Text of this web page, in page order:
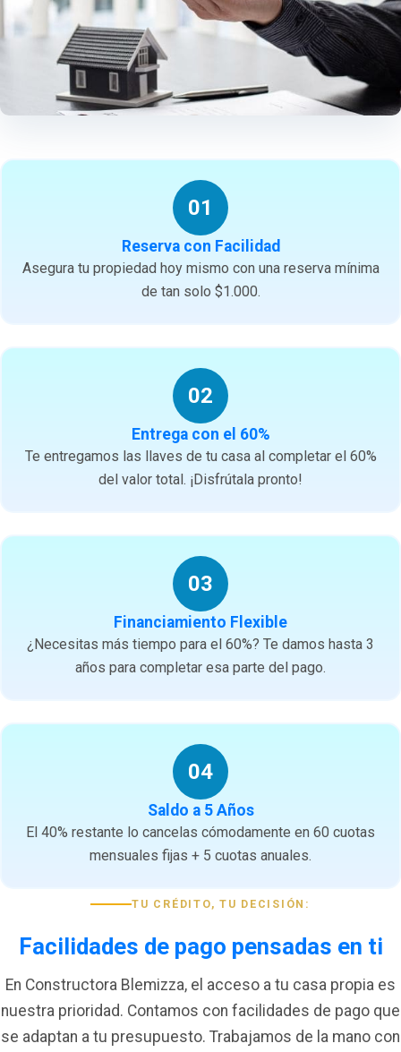
01
Reserva con Facilidad
Asegura tu propiedad hoy mismo con una reserva mínima
de tan solo $1.000.
02
Entrega con el 60%
Te entregamos las llaves de tu casa al completar el 60%
del valor total. ¡Disfrútala pronto!
03
Financiamiento Flexible
¿Necesitas más tiempo para el 60%? Te damos hasta 3
años para completar esa parte del pago.
04
Saldo a 5 Años
El 40% restante lo cancelas cómodamente en 60 cuotas
mensuales fijas + 5 cuotas anuales.
TU CRÉDITO, TU DECISIÓN:
Facilidades de pago pensadas en ti
En Constructora Blemizza, el acceso a tu casa propia es
nuestra prioridad. Contamos con facilidades de pago que
se adaptan a tu presupuesto. Trabajamos de la mano con